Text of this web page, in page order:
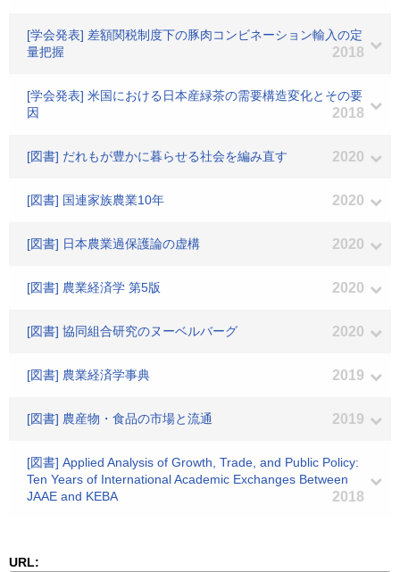
[学会発表] 差額関税制度下の豚肉コンビネーション輸入の定
量把握
2018
[学会発表] 米国における日本産緑茶の需要構造変化とその要
因
2018
[図書] だれもが豊かに暮らせる社会を編み直す 2020
[図書] 国連家族農業10年 2020
[図書] 日本農業過保護論の虚構 2020
[図書] 農業経済学 第5版 2020
[図書] 協同組合研究のヌーベルバーグ 2020
[図書] 農業経済学事典 2019
[図書] 農産物・食品の市場と流通 2019
[図書] Applied Analysis of Growth, Trade, and Public Policy:
Ten Years of International Academic Exchanges Between
JAAE and KEBA
2018
URL: